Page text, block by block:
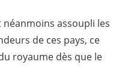
assoupli les
de ces pays, ce
royaume dès que le